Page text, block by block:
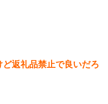
返礼品禁止で良いだろ